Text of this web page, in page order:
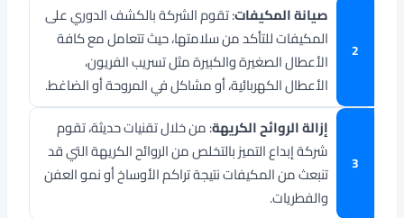
صيانة المكيفات: تقوم الشركة بالكشف الدوري على
المكيفات للتأكد من سلامتها، حيث تتعامل مع كافة
الأعطال الصغيرة والكبيرة مثل تسريب الفريون،
الأعطال الكهربائية، أو مشاكل في المروحة أو الضاغط.
إزالة الروائح الكريهة: من خلال تقنيات حديثة، تقوم
شركة إبداع التميز بالتخلص من الروائح الكريهة التي قد
تنبعث من المكيفات نتيجة تراكم الأوساخ أو نمو العفن
والفطريات.